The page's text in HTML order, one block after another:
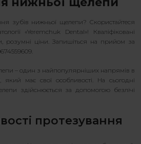
зубів нижньої щелепи? Скористайтеся
«Yeremchuk Dental»! Кваліфіковані
розумні ціни. Запишіться на прийом за
– один з найпопулярніших напрямів в
який має свої особливості. На сьогодні
здійснюється за допомогою безлічі
протезування